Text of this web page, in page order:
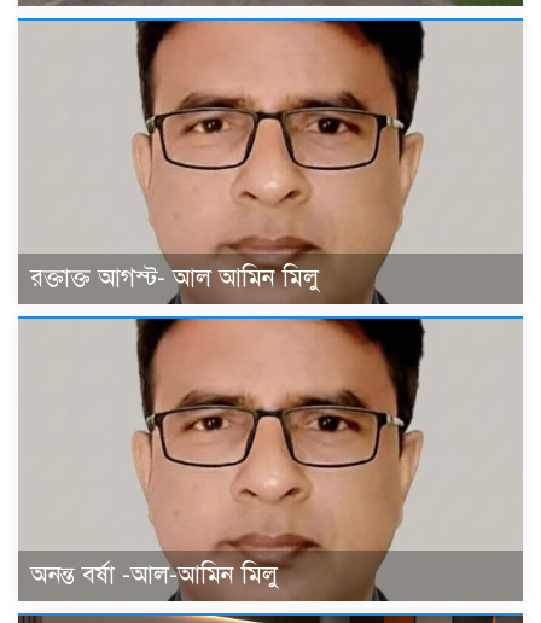
রক্তাক্ত আগস্ট- আল আমিন মিলু
অনন্ত বর্ষা -আল-আমিন মিলু